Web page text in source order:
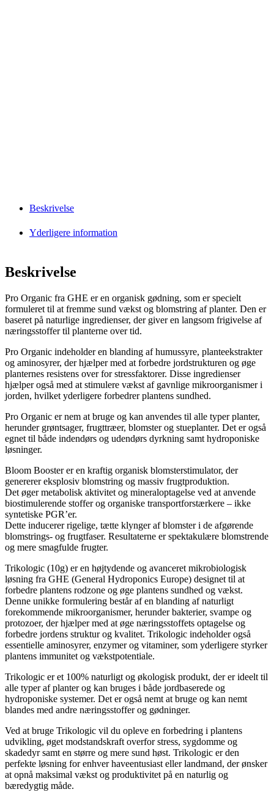
Beskrivelse
Yderligere information
Beskrivelse
Pro Organic fra GHE er en organisk gødning, som er specielt
formuleret til at fremme sund vækst og blomstring af planter. Den er
baseret på naturlige ingredienser, der giver en langsom frigivelse af
næringsstoffer til planterne over tid.
Pro Organic indeholder en blanding af humussyre, planteekstrakter
og aminosyrer, der hjælper med at forbedre jordstrukturen og øge
planternes resistens over for stressfaktorer. Disse ingredienser
hjælper også med at stimulere vækst af gavnlige mikroorganismer i
jorden, hvilket yderligere forbedrer plantens sundhed.
Pro Organic er nem at bruge og kan anvendes til alle typer planter,
herunder grøntsager, frugttræer, blomster og stueplanter. Det er også
egnet til både indendørs og udendørs dyrkning samt hydroponiske
løsninger.
Bloom Booster er en kraftig organisk blomsterstimulator, der
genererer eksplosiv blomstring og massiv frugtproduktion.
Det øger metabolisk aktivitet og mineraloptagelse ved at anvende
biostimulerende stoffer og organiske transportforstærkere – ikke
syntetiske PGR’er.
Dette inducerer rigelige, tætte klynger af blomster i de afgørende
blomstrings- og frugtfaser. Resultaterne er spektakulære blomstrende
og mere smagfulde frugter.
Trikologic (10g) er en højtydende og avanceret mikrobiologisk
løsning fra GHE (General Hydroponics Europe) designet til at
forbedre plantens rodzone og øge plantens sundhed og vækst.
Denne unikke formulering består af en blanding af naturligt
forekommende mikroorganismer, herunder bakterier, svampe og
protozoer, der hjælper med at øge næringsstoffets optagelse og
forbedre jordens struktur og kvalitet. Trikologic indeholder også
essentielle aminosyrer, enzymer og vitaminer, som yderligere styrker
plantens immunitet og vækstpotentiale.
Trikologic er et 100% naturligt og økologisk produkt, der er ideelt til
alle typer af planter og kan bruges i både jordbaserede og
hydroponiske systemer. Det er også nemt at bruge og kan nemt
blandes med andre næringsstoffer og gødninger.
Ved at bruge Trikologic vil du opleve en forbedring i plantens
udvikling, øget modstandskraft overfor stress, sygdomme og
skadedyr samt en større og mere sund høst. Trikologic er den
perfekte løsning for enhver haveentusiast eller landmand, der ønsker
at opnå maksimal vækst og produktivitet på en naturlig og
bæredygtig måde.